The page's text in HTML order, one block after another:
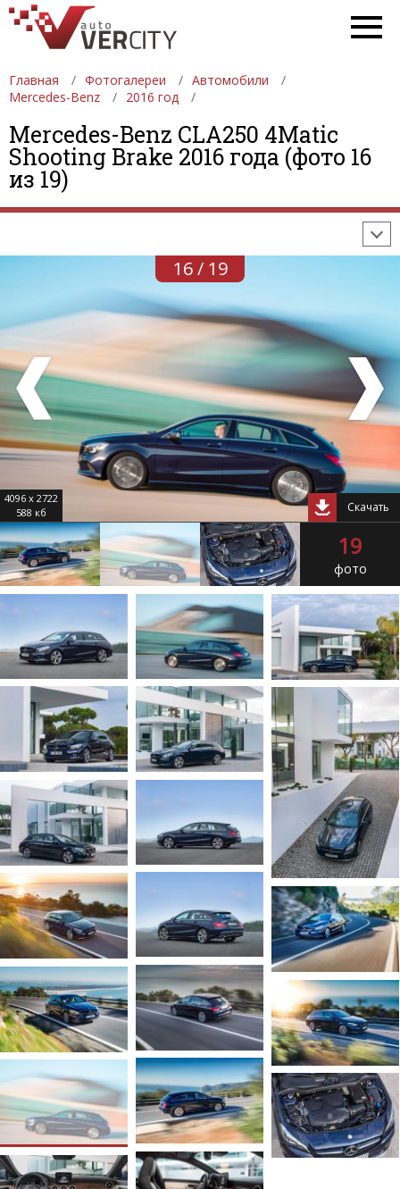
Главная Фотогалереи
Автомобили
Mercedes-Benz
2016 год
Mercedes-Benz CLA250 4Matic
Shooting Brake 2016 года (фото 16
из 19)
ФОТОГАЛЕРЕИ АВТОМОБИЛИ
ДЕВУШКИ
АВТОСАЛОНЫ
16 / 19
4096 x 2722
588 кб
Скачать
19
фото